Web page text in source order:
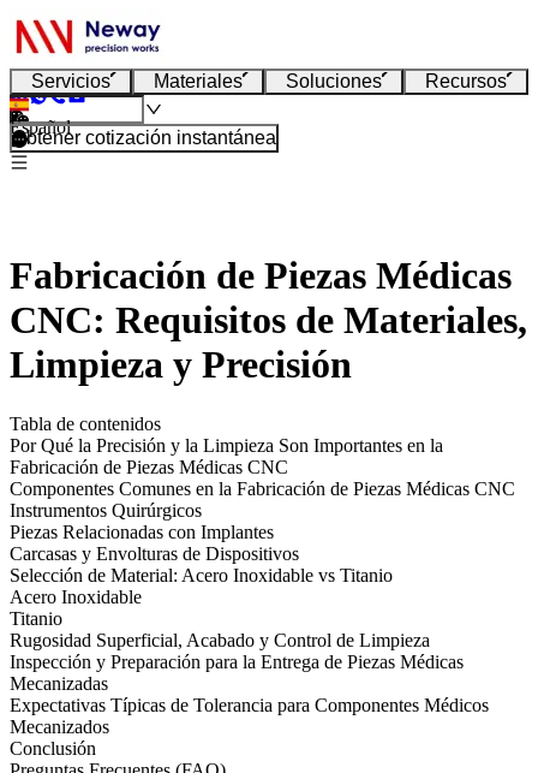
Servicios Materiales Soluciones Recursos
Español
Obtener cotización instantánea
Fabricación de Piezas Médicas
CNC: Requisitos de Materiales,
Limpieza y Precisión
Tabla de contenidos
Por Qué la Precisión y la Limpieza Son Importantes en la
Fabricación de Piezas Médicas CNC
Componentes Comunes en la Fabricación de Piezas Médicas CNC
Instrumentos Quirúrgicos
Piezas Relacionadas con Implantes
Carcasas y Envolturas de Dispositivos
Selección de Material: Acero Inoxidable vs Titanio
Acero Inoxidable
Titanio
Rugosidad Superficial, Acabado y Control de Limpieza
Inspección y Preparación para la Entrega de Piezas Médicas
Mecanizadas
Expectativas Típicas de Tolerancia para Componentes Médicos
Mecanizados
Conclusión